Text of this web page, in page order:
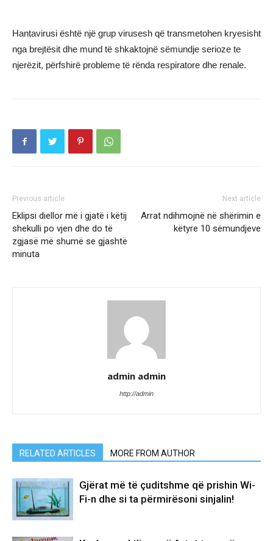
Hantavirusi është një grup virusesh që transmetohen kryesisht
nga brejtësit dhe mund të shkaktojnë sëmundje serioze te
njerëzit, përfshirë probleme të rënda respiratore dhe renale.
Previous article
Eklipsi diellor më i gjatë i këtij
shekulli po vjen dhe do të
zgjasë më shumë se gjashtë
minuta
Next article
Arrat ndihmojnë në shërimin e
këtyre 10 sëmundjeve
admin admin
http://admin
RELATED ARTICLES MORE FROM AUTHOR
Gjërat më të çuditshme që prishin Wi-
Fi-n dhe si ta përmirësoni sinjalin!